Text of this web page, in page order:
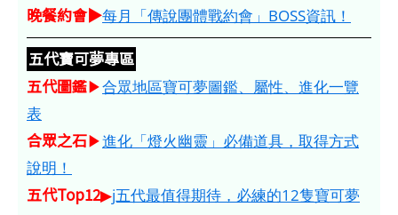
晚餐約會▶每月「傳說團體戰約會」BOSS資訊！
五代寶可夢專區
五代圖鑑▶合眾地區寶可夢圖鑑、屬性、進化一覽
表
合眾之石▶進化「燈火幽靈」必備道具，取得方式
說明！
五代Top12▶j五代最值得期待，必練的12隻寶可夢